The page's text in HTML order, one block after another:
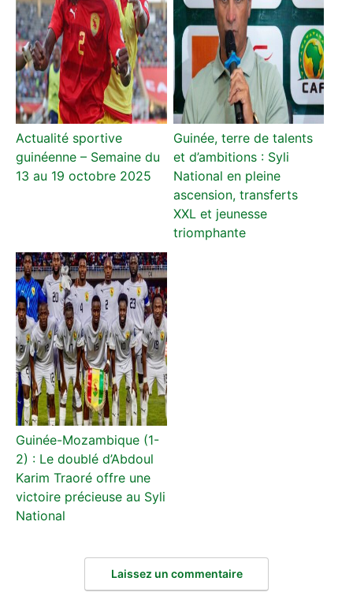
Actualité sportive
guinéenne – Semaine du
13 au 19 octobre 2025
Guinée, terre de talents
et d’ambitions : Syli
National en pleine
ascension, transferts
XXL et jeunesse
triomphante
Guinée-Mozambique (1-
2) : Le doublé d’Abdoul
Karim Traoré offre une
victoire précieuse au Syli
National
Laissez un commentaire